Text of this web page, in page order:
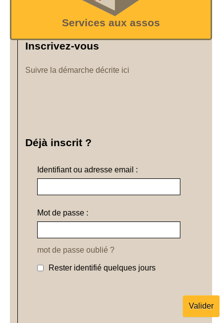
Services aux assos
Inscrivez-vous
Suivre la démarche décrite ici
Déjà inscrit ?
Identifiant ou adresse email :
Mot de passe :
mot de passe oublié ?
Rester identifié quelques jours